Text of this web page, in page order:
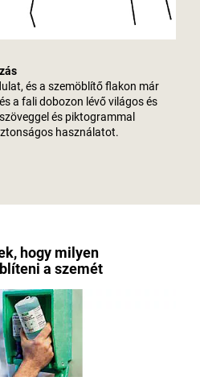
és a szemöblítő flakon már
a fali dobozon lévő világos és
és piktogrammal
használatot.
hogy milyen
a szemét